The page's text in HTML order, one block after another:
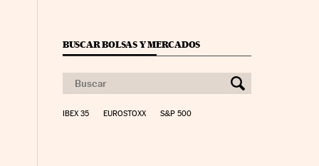
BUSCAR BOLSAS Y MERCADOS
IBEX 35 EUROSTOXX S&P 500